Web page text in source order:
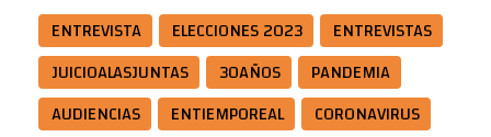
ENTREVISTA ELECCIONES 2023
ENTREVISTAS
JUICIOALASJUNTAS
30AÑOS
PANDEMIA
AUDIENCIAS
ENTIEMPOREAL
CORONAVIRUS